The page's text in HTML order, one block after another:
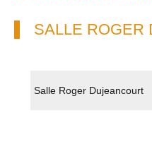
SALLE ROGER